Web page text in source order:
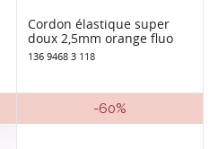
Cordon élastique super
doux 2,5mm orange fluo
136 9468 3 118
-60%